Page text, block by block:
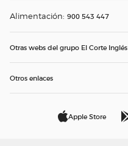
Alimentación: 900 543 447
Otras webs del grupo El Corte Inglés
Otros enlaces
Apple Store